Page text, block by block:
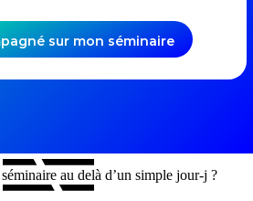
sur mon séminaire
au delà d’un simple jour-j ?